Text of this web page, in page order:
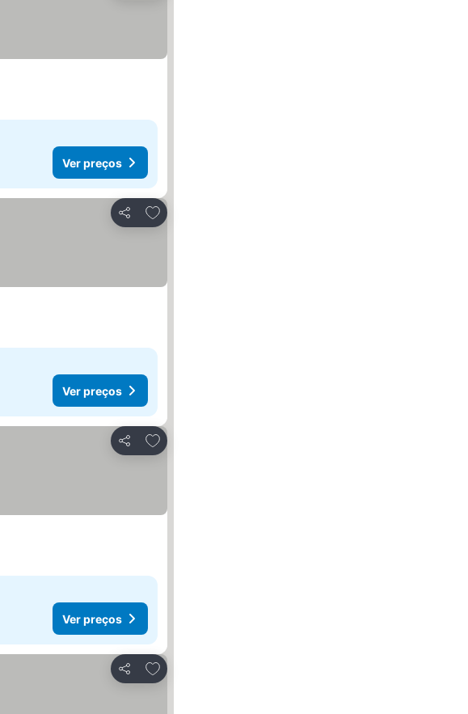
Ver preços
Partilhar
Adicionar aos favoritos
Ver preços
Partilhar
Adicionar aos favoritos
Ver preços
Partilhar
Adicionar aos favoritos